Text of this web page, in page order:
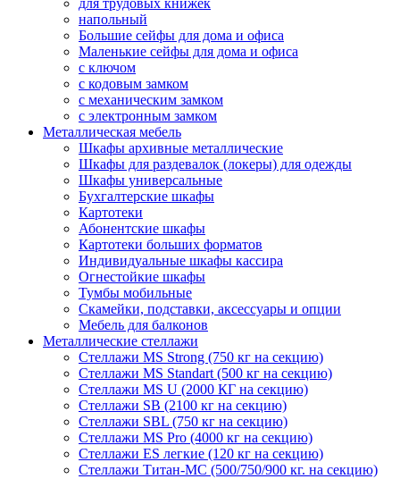
для трудовых книжек
напольный
Большие сейфы для дома и офиса
Маленькие сейфы для дома и офиса
с ключом
с кодовым замком
с механическим замком
с электронным замком
Металлическая мебель
Шкафы архивные металлические
Шкафы для раздевалок (локеры) для одежды
Шкафы универсальные
Бухгалтерские шкафы
Картотеки
Абонентские шкафы
Картотеки больших форматов
Индивидуальные шкафы кассира
Огнестойкие шкафы
Тумбы мобильные
Скамейки, подставки, аксессуары и опции
Мебель для балконов
Металлические стеллажи
Стеллажи MS Strong (750 кг на секцию)
Стеллажи MS Standart (500 кг на секцию)
Стеллажи MS U (2000 КГ на секцию)
Стеллажи SB (2100 кг на секцию)
Стеллажи SBL (750 кг на секцию)
Стеллажи MS Pro (4000 кг на секцию)
Стеллажи ES легкие (120 кг на секцию)
Стеллажи Титан-МС (500/750/900 кг. на секцию)